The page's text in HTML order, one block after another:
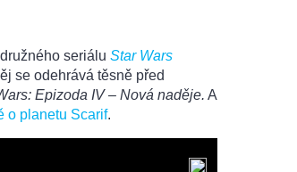
seriálu Star Wars
se odehrává těsně před
Epizoda IV – Nová naděje. A
o planetu Scarif.